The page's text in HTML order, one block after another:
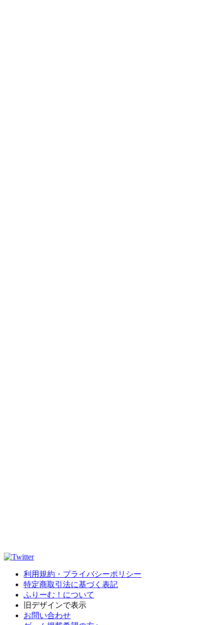
利用規約・プライバシーポリシー
特定商取引法に基づく表記
ふりーむ！について
旧デザインで表示
お問い合わせ